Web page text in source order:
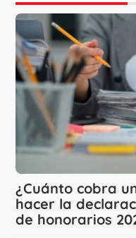
¿Cuánto cobra
hacer la
de honorarios